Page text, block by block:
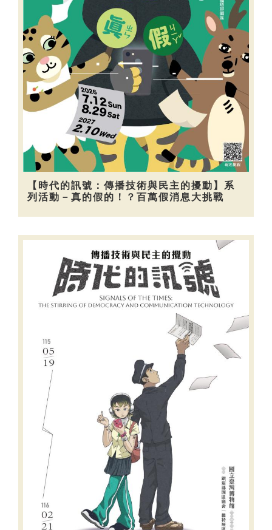
【時代的訊號：傳播技術與民主的擾動】系
列活動－真的假的！？百萬假消息大挑戰